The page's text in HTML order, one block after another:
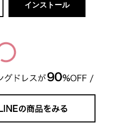
インストール